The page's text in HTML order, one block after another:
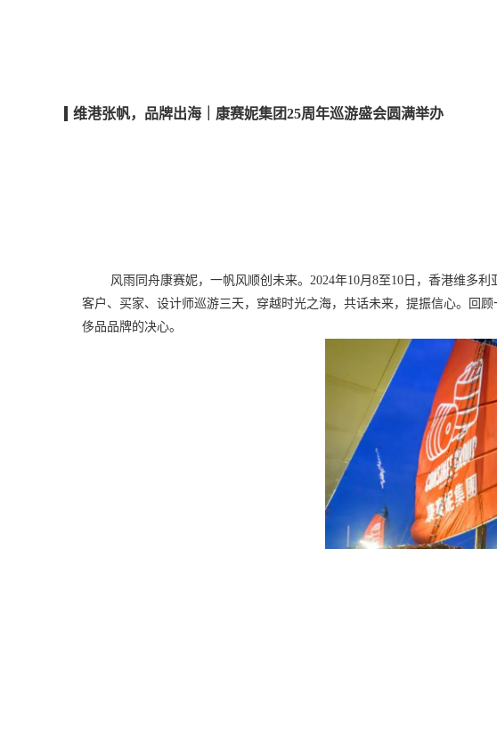
维港张帆，品牌出海｜康赛妮集团25周年巡游盛会圆满举办
风雨同舟康赛妮，一帆风顺创未来。 2024年10月8至10日，香港维多
客户、买家、设计师巡游三天，穿越时光之海，共话未来，提振信心。回
侈品品牌的决心。